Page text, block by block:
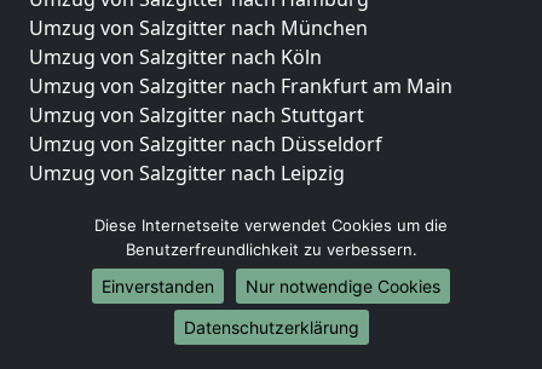
Umzug von Salzgitter nach München
Umzug von Salzgitter nach Köln
Umzug von Salzgitter nach Frankfurt am Main
Umzug von Salzgitter nach Stuttgart
Umzug von Salzgitter nach Düsseldorf
Umzug von Salzgitter nach Leipzig
Umzug von Salzgitter nach Essen
Umzug von Salzgitter nach Bremen
Umzug von Salzgitter nach Dresden
Umzug von Salzgitter nach Hannover
Umzug von Salzgitter nach Nürnberg
Diese Internetseite verwendet Cookies um die
Benutzerfreundlichkeit zu verbessern.
Einverstanden
Nur notwendige Cookies
Datenschutzerklärung